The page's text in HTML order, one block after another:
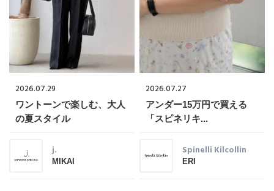
2026.07.29
ワントーンで楽しむ、大人
の夏スタイル
j.
MIKAI
2026.07.27
アンダー15万円で買える
「スピネリキ...
Spinelli Kilcollin
ERI